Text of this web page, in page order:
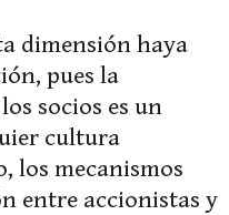
dimensión haya
pues la
socios es un
cultura
los mecanismos
entre accionistas y